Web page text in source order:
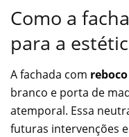
Como a
para a
A fachada com
branco e porta de
atemporal. Essa
futuras intervenções